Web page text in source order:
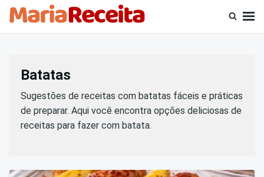
SkipBusca
por:
Batatas
Sugestões de receitas com batatas fáceis e práticas
de preparar. Aqui você encontra opções deliciosas de
receitas para fazer com batata.